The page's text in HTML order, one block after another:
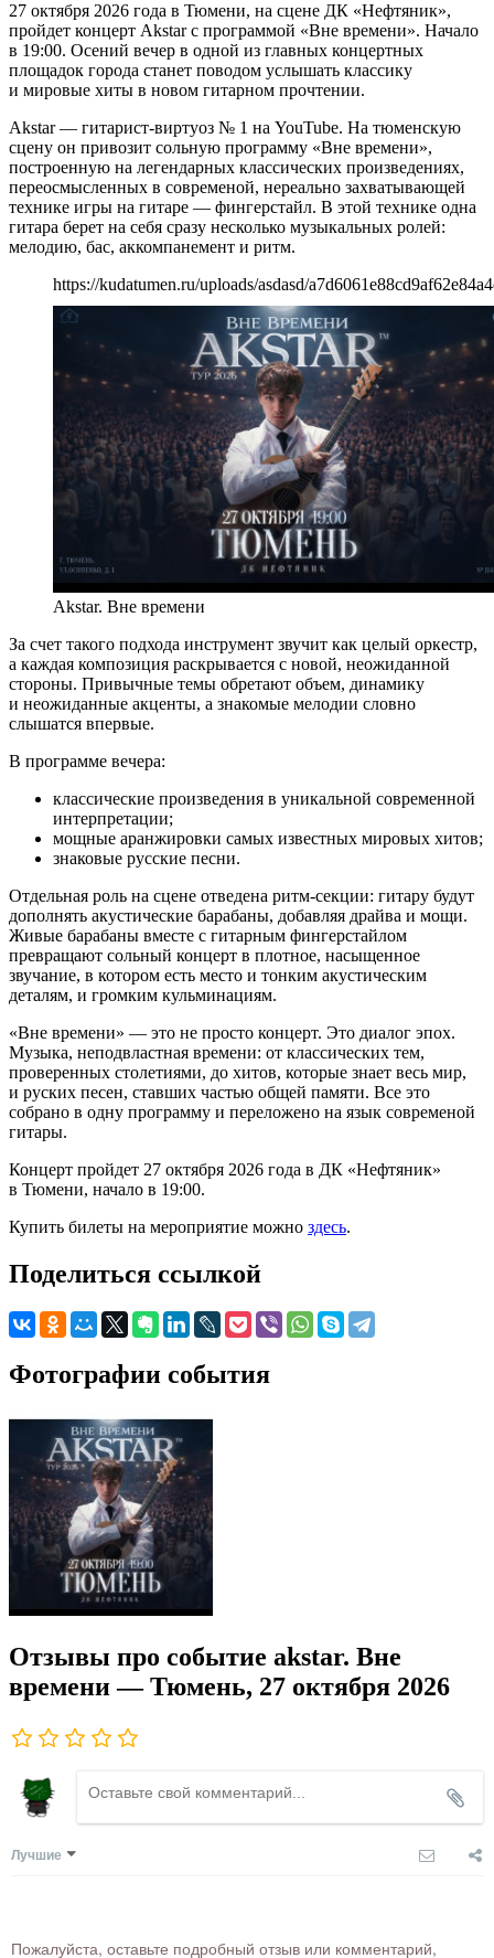
27 октября 2026 года в Тюмени, на сцене ДК «Нефтяник»,
пройдет концерт Akstar с программой «Вне времени». Начало
в 19:00. Осений вечер в одной из главных концертных
площадок города станет поводом услышать классику
и мировые хиты в новом гитарном прочтении.
Akstar — гитарист-виртуоз № 1 на YouTube. На тюменскую
сцену он привозит сольную программу «Вне времени»,
построенную на легендарных классических произведениях,
переосмысленных в современой, нереально захватывающей
технике игры на гитаре — фингерстайл. В этой технике одна
гитара берет на себя сразу несколько музыкальных ролей:
мелодию, бас, аккомпанемент и ритм.
https://kudatumen.ru/uploads/asdasd/
Akstar. Вне времени
За счет такого подхода инструмент звучит как целый оркестр,
а каждая композиция раскрывается с новой, неожиданной
стороны. Привычные темы обретают объем, динамику
и неожиданные акценты, а знакомые мелодии словно
слышатся впервые.
В программе вечера:
классические произведения в уникальной современной
интерпретации;
мощные аранжировки самых известных мировых хитов;
знаковые русские песни.
Отдельная роль на сцене отведена ритм-секции: гитару будут
дополнять акустические барабаны, добавляя драйва и мощи.
Живые барабаны вместе с гитарным фингерстайлом
превращают сольный концерт в плотное, насыщенное
звучание, в котором есть место и тонким акустическим
деталям, и громким кульминациям.
«Вне времени» — это не просто концерт. Это диалог эпох.
Музыка, неподвластная времени: от классических тем,
проверенных столетиями, до хитов, которые знает весь мир,
и руских песен, ставших частью общей памяти. Все это
собрано в одну программу и переложено на язык современой
гитары.
Концерт пройдет 27 октября 2026 года в ДК «Нефтяник»
в Тюмени, начало в 19:00.
Купить билеты на мероприятие можно здесь.
Поделиться ссылкой
Фотографии события
Отзывы про событие akstar. Вне
времени — Тюмень, 27 октября 2026
Лучшие
Пожалуйста, оставьте подробный отзыв или комментарий,